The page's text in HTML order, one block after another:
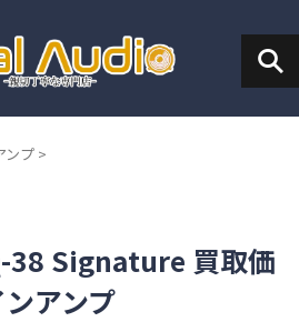
ンプ >
38 Signature 買取価
アンプ